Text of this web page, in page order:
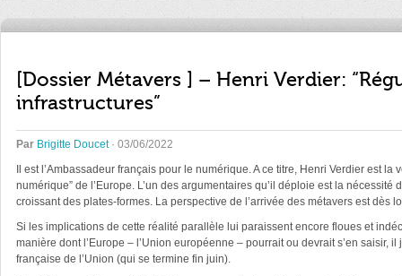
[Dossier Métavers ] – Henri Verdier:
infrastructures”
Par Brigitte Doucet· 03/06/2022
Il est l’Ambassadeur français pour le numérique. A ce titre, Henri Verdier est
numérique” de l’Europe. L’un des argumentaires qu’il déploie est la
croissant des plates-formes. La perspective de l’arrivée des métavers est dès
Si les implications de cette réalité parallèle lui paraissent encore floues et
manière dont l’Europe – l’Union européenne – pourrait ou devrait s’en
française de l’Union (qui se termine fin juin).